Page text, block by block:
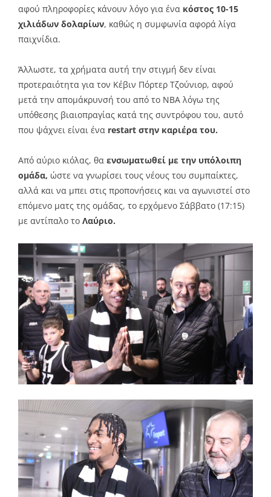
αφού πληροφορίες κάνουν λόγο για ένα κόστος 10-15
χιλιάδων δολαρίων, καθώς η συμφωνία αφορά λίγα
παιχνίδια.
Άλλωστε, τα χρήματα αυτή την στιγμή δεν είναι
προτεραιότητα για τον Κέβιν Πόρτερ Τζούνιορ, αφού
μετά την απομάκρυνσή του από το ΝΒΑ λόγω της
υπόθεσης βιαιοπραγίας κατά της συντρόφου του, αυτό
που ψάχνει είναι ένα restart στην καριέρα του.
Από αύριο κιόλας, θα ενσωματωθεί με την υπόλοιπη
ομάδα, ώστε να γνωρίσει τους νέους του συμπαίκτες,
αλλά και να μπει στις προπονήσεις και να αγωνιστεί στο
επόμενο ματς της ομάδας, το ερχόμενο Σάββατο (17:15)
με αντίπαλο το Λαύριο.